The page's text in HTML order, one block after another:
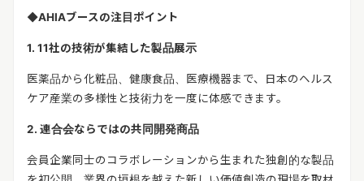
◆AHIAブースの注目ポイント
1. 11社の技術が集結した製品展示
医薬品から化粧品、健康食品、医療機器まで、日本のヘルス
ケア産業の多様性と技術力を一度に体感できます。
2. 連合会ならではの共同開発商品
会員企業同士のコラボレーションから生まれた独創的な製品